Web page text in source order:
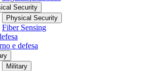
Security
Physical Security
Fiber Sensing
e defesa
Military